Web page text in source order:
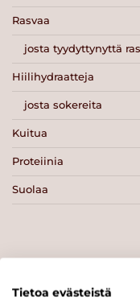
Rasvaa
josta tyydyttynyttä
Hiilihydraatteja
josta sokereita
Kuitua
Proteiinia
Suolaa
Tulosta sivu
Tietoa evästeistä